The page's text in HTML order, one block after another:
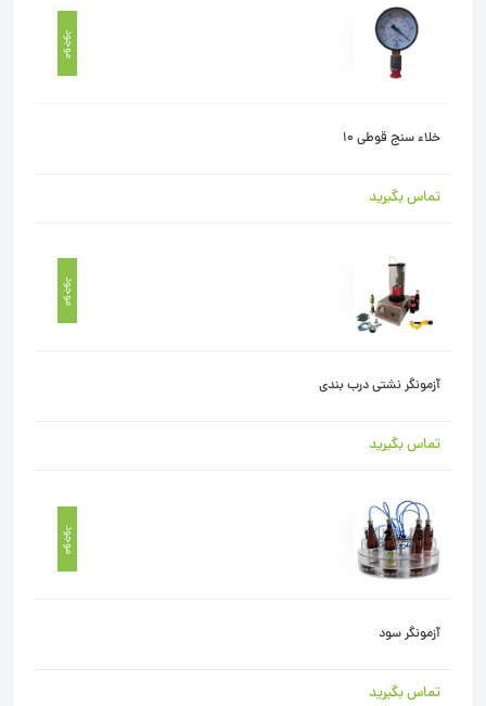
موجود
خلاء سنج قوطی 10
تماس بگیرید
موجود
آزمونگر نشتی درب بندی
تماس بگیرید
موجود
آزمونگر سود
تماس بگیرید